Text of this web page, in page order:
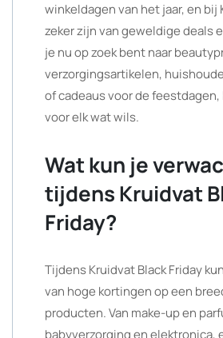
winkeldagen van het jaar, en bij
zeker zijn van geweldige deals
je nu op zoek bent naar
verzorgingsartikelen,
of cadeaus voor de
voor elk wat wils.
Wat kun je
tijdens Kruidvat
Friday?
Tijdens Kruidvat Black Friday
van hoge kortingen op een
producten. Van make-up en
babyverzorging en elektronica,